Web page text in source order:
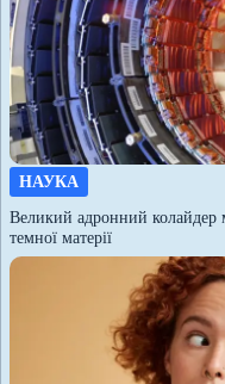
НАУКА
Великий адронний колайдер
темної матерії